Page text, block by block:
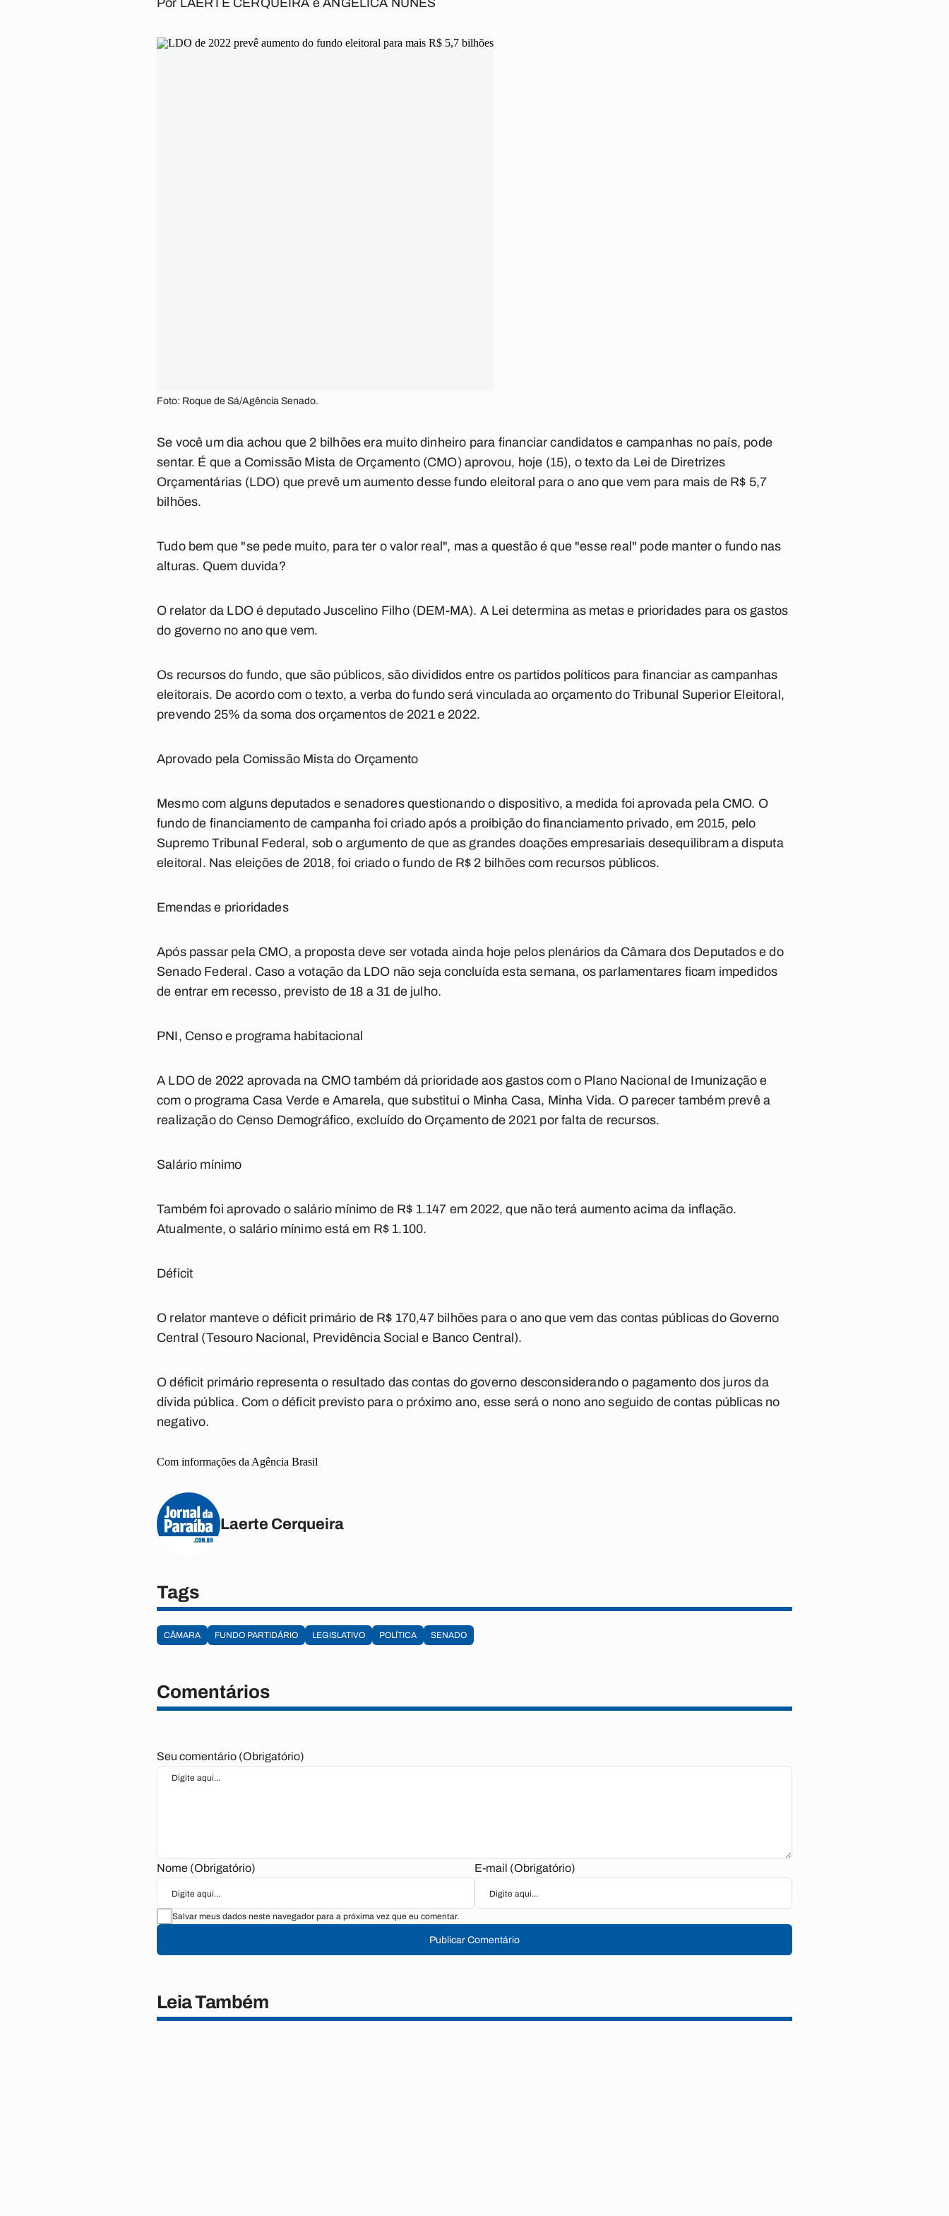
Por LAERTE CERQUEIRA e ANGÉLICA NUNES
Foto: Roque de Sá/Agência Senado.
Se você um dia achou que 2 bilhões era muito dinheiro para financiar candidatos e campanhas no país, pode
sentar. É que a Comissão Mista de Orçamento (CMO) aprovou, hoje (15), o texto da Lei de Diretrizes
Orçamentárias (LDO) que prevê um aumento desse fundo eleitoral para o ano que vem para mais de R$ 5,7
bilhões.
Tudo bem que "se pede muito, para ter o valor real", mas a questão é que "esse real" pode manter o fundo nas
alturas. Quem duvida?
O relator da LDO é deputado Juscelino Filho (DEM-MA). A Lei determina as metas e prioridades para os gastos
do governo no ano que vem.
Os recursos do fundo, que são públicos, são divididos entre os partidos políticos para financiar as campanhas
eleitorais. De acordo com o texto, a verba do fundo será vinculada ao orçamento do Tribunal Superior Eleitoral,
prevendo 25% da soma dos orçamentos de 2021 e 2022.
Aprovado pela Comissão Mista do Orçamento
Mesmo com alguns deputados e senadores questionando o dispositivo, a medida foi aprovada pela CMO. O
fundo de financiamento de campanha foi criado após a proibição do financiamento privado, em 2015, pelo
Supremo Tribunal Federal, sob o argumento de que as grandes doações empresariais desequilibram a disputa
eleitoral. Nas eleições de 2018, foi criado o fundo de R$ 2 bilhões com recursos públicos.
Emendas e prioridades
Após passar pela CMO, a proposta deve ser votada ainda hoje pelos plenários da Câmara dos Deputados e do
Senado Federal. Caso a votação da LDO não seja concluída esta semana, os parlamentares ficam impedidos
de entrar em recesso, previsto de 18 a 31 de julho.
PNI, Censo e programa habitacional
A LDO de 2022 aprovada na CMO também dá prioridade aos gastos com o Plano Nacional de Imunização e
com o programa Casa Verde e Amarela, que substitui o Minha Casa, Minha Vida. O parecer também prevê a
realização do Censo Demográfico, excluído do Orçamento de 2021 por falta de recursos.
Salário mínimo
Também foi aprovado o salário mínimo de R$ 1.147 em 2022, que não terá aumento acima da inflação.
Atualmente, o salário mínimo está em R$ 1.100.
Déficit
O relator manteve o déficit primário de R$ 170,47 bilhões para o ano que vem das contas públicas do Governo
Central (Tesouro Nacional, Previdência Social e Banco Central).
O déficit primário representa o resultado das contas do governo desconsiderando o pagamento dos juros da
dívida pública. Com o déficit previsto para o próximo ano, esse será o nono ano seguido de contas públicas no
negativo.
Com informações da Agência Brasil
Laerte Cerqueira
Tags
CÂMARA FUNDO PARTIDÁRIO LEGISLATIVO POLÍTICA SENADO
Comentários
Seu comentário (Obrigatório)
Nome (Obrigatório) E-mail (Obrigatório)
Salvar meus dados neste navegador para a próxima vez que eu comentar.
Publicar Comentário
Leia Também